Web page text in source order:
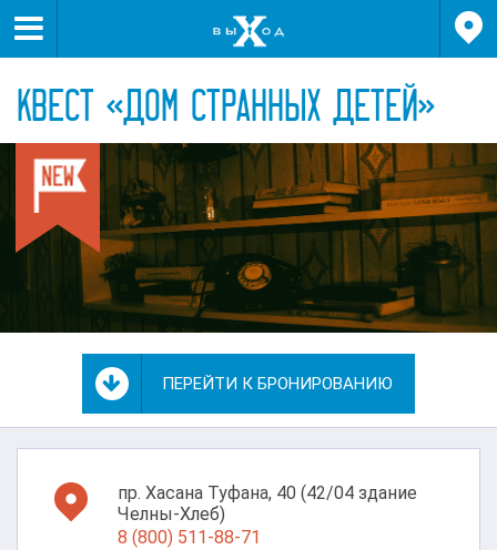
 
КВЕСТ «ДОМ СТРАННЫХ ДЕТЕЙ»
 ПЕРЕЙТИ К БРОНИРОВАНИЮ

пр. Хасана Туфана, 40 (42/04 здание
Челны-Хлеб)
8 (800) 511-88-71